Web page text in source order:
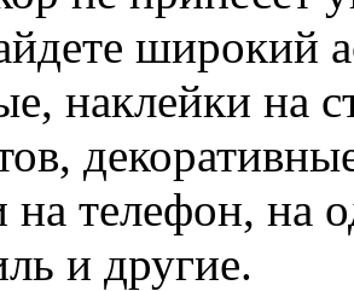
широкий
наклейки на
на телефон, на
и другие.